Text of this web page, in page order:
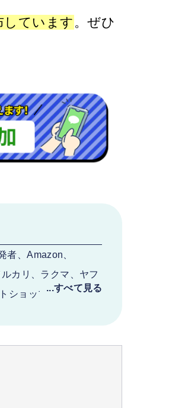
しています 。ぜひ
者、Amazon、
カリ、ラクマ、ヤフ
ショップとあらゆる